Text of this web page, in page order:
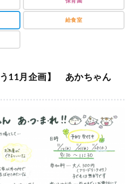
給食室
う11月企画】 あかちゃん